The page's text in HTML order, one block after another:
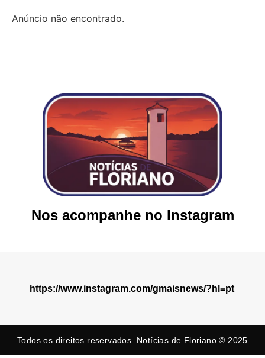
Anúncio não encontrado.
Nos acompanhe no Instagram
https://www.instagram.com/gmaisnews/?hl=pt
Todos os direitos reservados. Notícias de Floriano © 2025